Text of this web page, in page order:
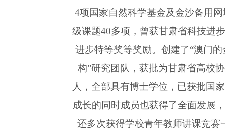
4项国家自然科学基金及金沙备用
级课题40多项，曾获甘肃省科技进
进步特等奖等奖励。创建了“澳门
构”研究团队，获批为甘肃省高校
人，全部具有博士学位，已获批国
成长的同时成员也获得了全面发展
还多次获得学校青年教师讲课竞